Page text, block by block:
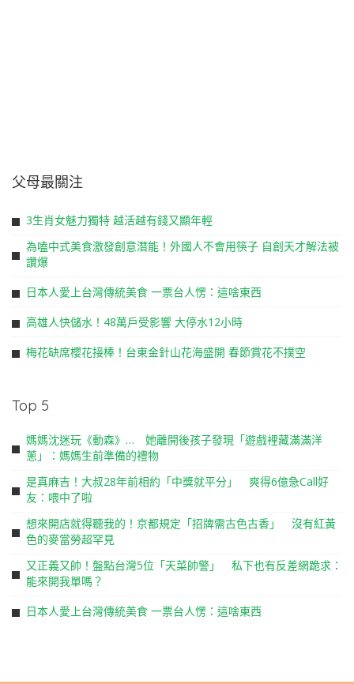
父母最關注
3生肖女魅力獨特 越活越有錢又顯年輕
為嗑中式美食激發創意潛能！外國人不會用筷子 自創天才解法被
讚爆
日本人愛上台灣傳統美食 一票台人愣：這啥東西
高雄人快儲水！48萬戶受影響 大停水12小時
梅花缺席櫻花接棒！台東金針山花海盛開 春節賞花不撲空
Top 5
媽媽沈迷玩《動森》… 她離開後孩子發現「遊戲裡藏滿滿洋
蔥」：媽媽生前準備的禮物
是真麻吉！大叔28年前相約「中獎就平分」 爽得6億急Call好
友：喂中了啦
想來開店就得聽我的！京都規定「招牌需古色古香」 沒有紅黃
色的麥當勞超罕見
又正義又帥！盤點台灣5位「天菜帥警」 私下也有反差網跪求：
能來開我單嗎？
日本人愛上台灣傳統美食 一票台人愣：這啥東西